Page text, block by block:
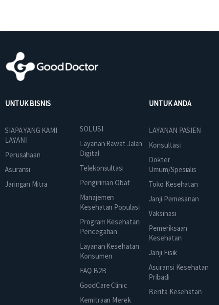
UNTUK BISNIS
SIAPA YANG KAMI
LAYANI
Perusahaan
Asuransi
Jaringan Mitra
SOLUSI
Layanan Rawat Jalan
Digital
Telekonsultasi
Pengiriman Obat
Manajemen
Kesehatan Populasi
Program Kesehatan
Pencegahan
Layanan Kesehatan
Konsumen
FAQ B2B
GoodCare Clinic
Kemitraan Merek
UNTUK ANDA
LAYANAN PASIEN
Konsultasi
Dokter
Umum/Spesialis
Toko Kesehatan
Janji Pemesanan
Vaksinasi
Pemeriksaan
Kesehatan
Janji Fisik
Asuransi Kesehatan
Pribadi
Berita Kesehatan